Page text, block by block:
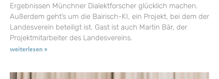
Ergebnissen Münchner Dialektforscher glücklich machen.
Außerdem geht’s um die Bairisch-KI, ein Projekt, bei dem der
Landesverein beteiligt ist. Gast ist auch Martin Bär, der
Projektmitarbeiter des Landesvereins.
weiterlesen »